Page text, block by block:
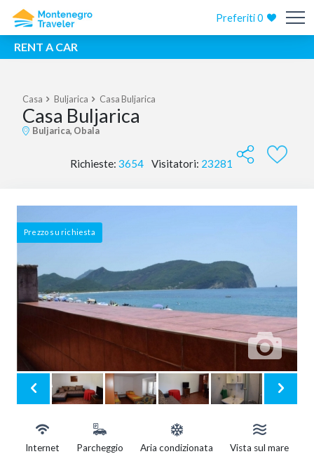
Preferiti0
RENT A CAR
Casa Buljarica Casa Buljarica
Casa Buljarica
Buljarica, Obala
Richieste: 3654 Visitatori: 23281
Prezzo su richiesta
Internet Parcheggio Aria condizionata Vista sul mare